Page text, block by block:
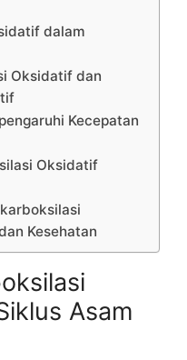
dalam
Oksidatif dan
Kecepatan
Oksidatif
Kesehatan
Asam